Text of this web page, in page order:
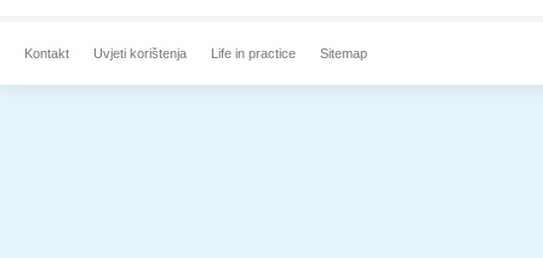
Kontakt Uvjeti korištenja Life in practice Sitemap